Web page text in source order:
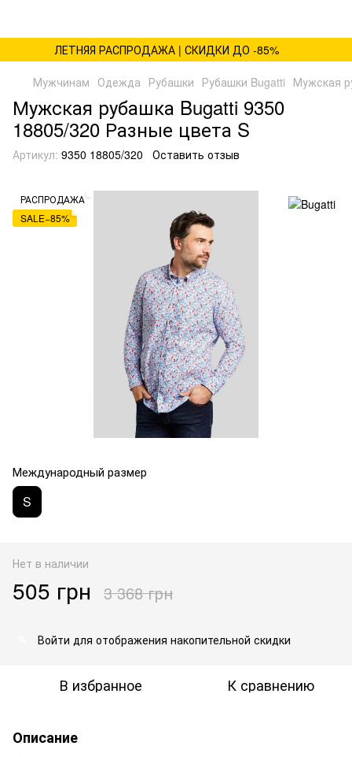
ЛЕТНЯЯ РАСПРОДАЖА | СКИДКИ ДО -85%
Мужчинам Одежда Рубашки Рубашки Bugatti Мужская
Мужская рубашка Bugatti 9350
18805/320 Разные цвета S
Артикул: 9350 18805/320 Оставить отзыв
РАСПРОДАЖА
SALE−85%
Международный размер
S
Нет в наличии
505 грн 3 368 грн
Войти для отображения накопительной скидки
В избранное К сравнению
Описание